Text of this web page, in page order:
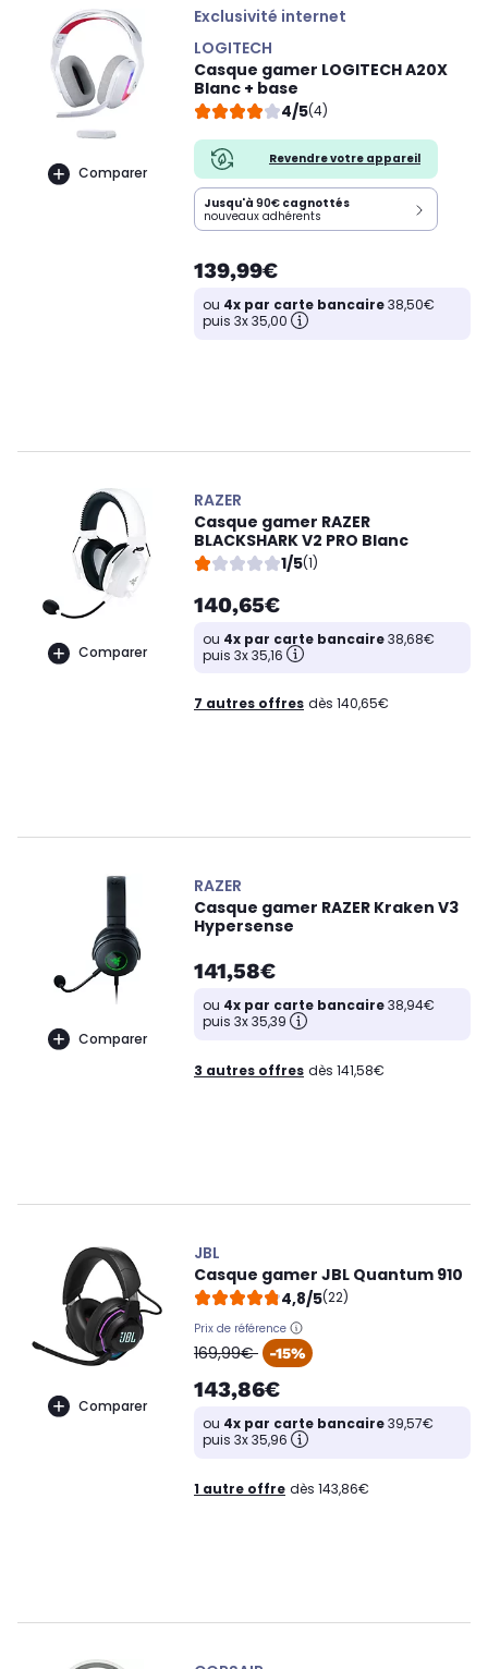
Comparer
Exclusivité internet
LOGITECH
Casque gamer LOGITECH A20X
Blanc + base
4/5(4)
Revendre votre appareil
Jusqu'à 90€ cagnottés
nouveaux adhérents
139,99€
ou 4x par carte bancaire38,50€
puis 3x 35,00
Comparer
RAZER
Casque gamer RAZER
BLACKSHARK V2 PRO Blanc
1/5(1)
140,65€
ou 4x par carte bancaire38,68€
puis 3x 35,16
7 autres offres dès 140,65€
Comparer
RAZER
Casque gamer RAZER Kraken V3
Hypersense
141,58€
ou 4x par carte bancaire38,94€
puis 3x 35,39
3 autres offres dès 141,58€
Comparer
JBL
Casque gamer JBL Quantum 910
4,8/5(22)
Prix de référence
oldPrice
169,99€ -15%
143,86€
ou 4x par carte bancaire39,57€
puis 3x 35,96
1 autre offre dès 143,86€